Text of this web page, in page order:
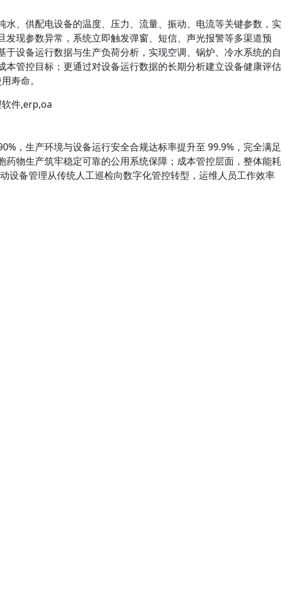
、供配电设备的温度、压力、流量、振动、电流等关键参数，实
现参数异常，系统立即触发弹窗、短信、声光报警等多渠道预
设备运行数据与生产负荷分析，实现空调、锅炉、冷水系统的自
管控目标；更通过对设备运行数据的长期分析建立设备健康评估
寿命。
，生产环境与设备运行安全合规达标率提升至 99.9%，完全满足
物生产筑牢稳定可靠的公用系统保障；成本管控层面，整体能耗
设备管理从传统人工巡检向数字化管控转型，运维人员工作效率